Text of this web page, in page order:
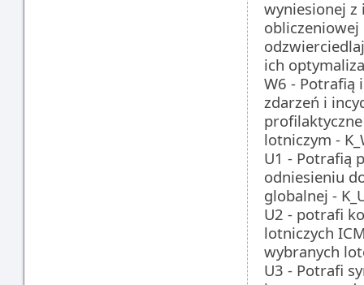
wyniesionej
ich
W6 - Potrafią
zdarzeń i
lotniczym -
U1 - Potrafią
odniesieniu
globalnej -
U2 - potrafi
lotniczych
wybranych
U3 - Potrafi